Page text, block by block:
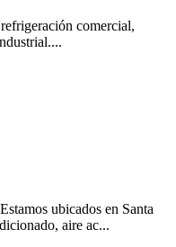
comercial,
ubicados en Santa
aire ac...